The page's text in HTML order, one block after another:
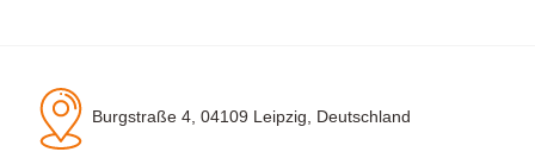
Burgstraße 4, 04109 Leipzig, Deutschland